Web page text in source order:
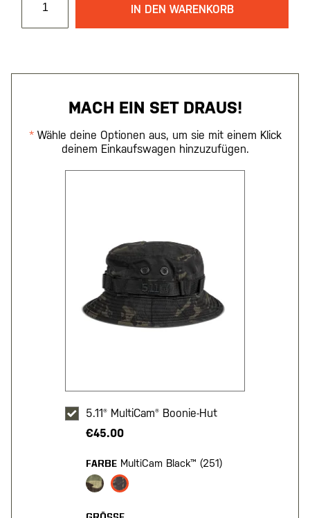
IN DEN WARENKORB
MACH EIN SET DRAUS!
Wähle deine Optionen aus, um sie mit einem Klick
deinem Einkaufswagen hinzuzufügen.
5.11® MultiCam® Boonie-Hut
€45.00
FARBE MultiCam Black™ (251)